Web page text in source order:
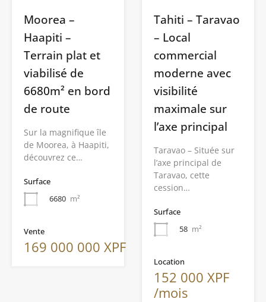
Moorea –
Haapiti –
Terrain plat et
viabilisé de
6680m² en bord
de route
Sur la magnifique île
de Moorea, à Haapiti,
découvrez ce…
Surface
6680 m²
Vente
169 000 000 XPF
Tahiti – Taravao
– Local
commercial
moderne avec
visibilité
maximale sur
l’axe principal
Taravao – Située sur
l’axe principal de
Taravao, cette
cession…
Surface
58 m²
Location
152 000 XPF
/mois